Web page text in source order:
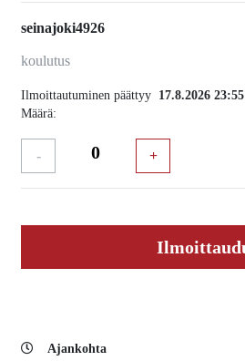
seinajoki4926
koulutus
Ilmoittautuminen päättyy 17.8.2026 23:55
Määrä:
- +
Ajankohta